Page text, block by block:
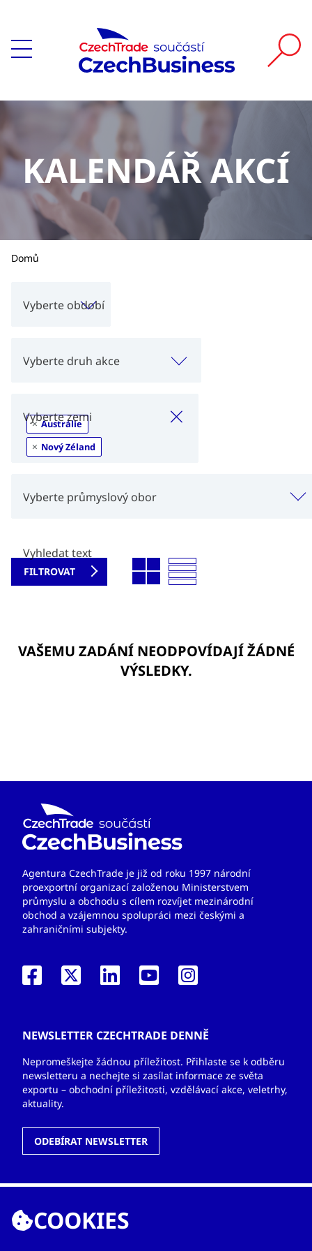
KALENDÁŘ AKCÍ
Domů
Vyberte období
Vyberte druh akce
×
× Austrálie
× Nový Zéland
Vyberte zemi
Vyberte průmyslový obor
Vyhledat text
VAŠEMU ZADÁNÍ NEODPOVÍDAJÍ ŽÁDNÉ
VÝSLEDKY.
Agentura CzechTrade je již od roku 1997 národní
proexportní organizací založenou Ministerstvem
průmyslu a obchodu s cílem rozvíjet mezinárodní
obchod a vzájemnou spolupráci mezi českými a
zahraničními subjekty.
NEWSLETTER CZECHTRADE DENNĚ
Nepromeškejte žádnou příležitost. Přihlaste se k odběru
newsletteru a nechejte si zasílat informace ze světa
exportu – obchodní příležitosti, vzdělávací akce, veletrhy,
aktuality.
ODEBÍRAT NEWSLETTER
ODKAZY
COOKIES